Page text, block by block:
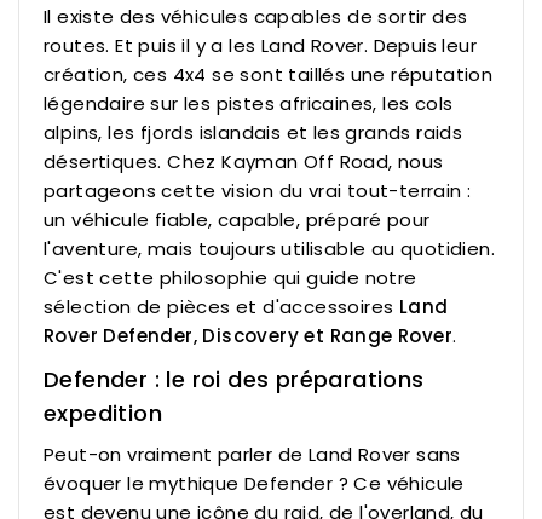
Il existe des véhicules capables de sortir des
routes. Et puis il y a les Land Rover. Depuis leur
création, ces 4x4 se sont taillés une réputation
légendaire sur les pistes africaines, les cols
alpins, les fjords islandais et les grands raids
désertiques. ChezKayman Off Road, nous
partageons cette vision du vrai tout-terrain :
un véhicule fiable, capable, préparé pour
l'aventure, mais toujours utilisable au quotidien.
C'est cette philosophie qui guide notre
sélection de pièces et d'accessoires Land
Rover Defender, Discovery et Range Rover.
Defender : le roi des préparations
expedition
Peut-on vraiment parler de Land Rover sans
évoquer le mythique Defender ? Ce véhicule
est devenu une icône du raid, de l'overland, du